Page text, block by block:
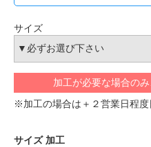
サイズ
加工が必要な場合の
※加工の場合は＋２営業日程度
サイズ 加工